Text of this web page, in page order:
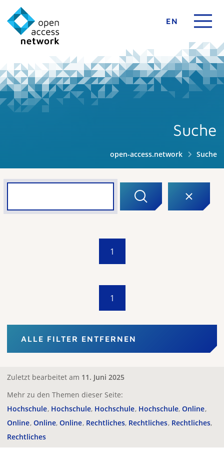
EN
Suche
open-access.network Suche
1
1
ALLE FILTER ENTFERNEN
Zuletzt bearbeitet am 11. Juni 2025
Mehr zu den Themen dieser Seite:
Hochschule Hochschule Hochschule Hochschule Online
Online Online Online Rechtliches Rechtliches Rechtliches
Rechtliches